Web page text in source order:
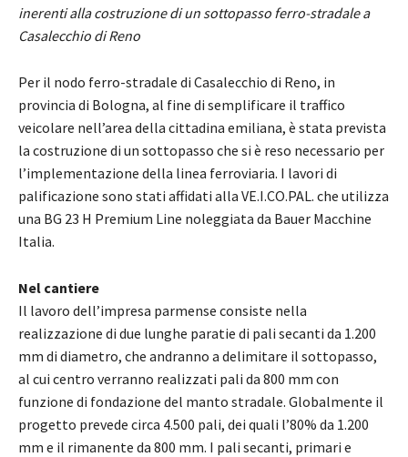
inerenti alla costruzione di un sottopasso ferro-stradale a
Casalecchio di Reno
Per il nodo ferro-stradale di Casalecchio di Reno, in
provincia di Bologna, al fine di semplificare il traffico
veicolare nell’area della cittadina emiliana, è stata prevista
la costruzione di un sottopasso che si è reso necessario per
l’implementazione della linea ferroviaria. I lavori di
palificazione sono stati affidati alla VE.I.CO.PAL. che utilizza
una BG 23 H Premium Line noleggiata da Bauer Macchine
Italia.
Nel cantiere
Il lavoro dell’impresa parmense consiste nella
realizzazione di due lunghe paratie di pali secanti da 1.200
mm di diametro, che andranno a delimitare il sottopasso,
al cui centro verranno realizzati pali da 800 mm con
funzione di fondazione del manto stradale. Globalmente il
progetto prevede circa 4.500 pali, dei quali l’80% da 1.200
mm e il rimanente da 800 mm. I pali secanti, primari e